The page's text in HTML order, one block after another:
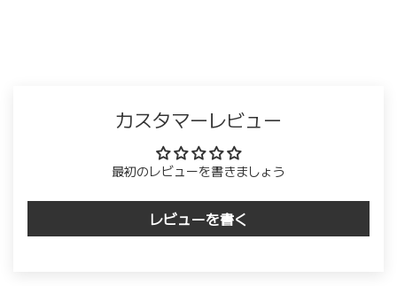
カスタマーレビュー
最初のレビューを書きましょう
レビューを書く